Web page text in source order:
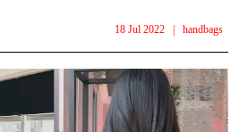
18 Jul 2022 handbags